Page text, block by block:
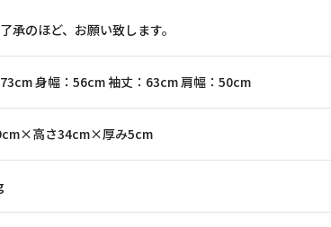
承のほど、お願い致します。
身幅：56cm 袖丈：63cm 肩幅：50cm
高さ34cm×厚み5cm